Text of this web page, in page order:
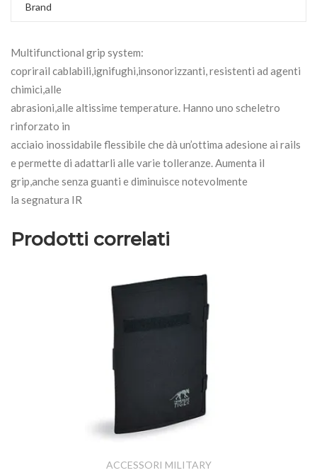
Brand
Multifunctional grip system:
coprirail cablabili,ignifughi,insonorizzanti, resistenti ad agenti
chimici,alle
abrasioni,alle altissime temperature. Hanno uno scheletro
rinforzato in
acciaio inossidabile flessibile che dà un’ottima adesione ai rails
e permette di adattarli alle varie tolleranze. Aumenta il
grip,anche senza guanti e diminuisce notevolmente
la segnatura IR
Prodotti correlati
ACCESSORI MILITARY